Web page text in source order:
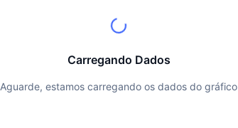
Carregando Dados
Aguarde, estamos carregando os dados do gráfico